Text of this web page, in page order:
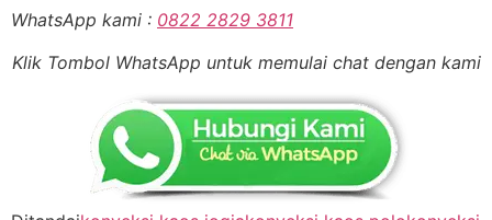
WhatsApp kami : 0822 2829 3811
Klik Tombol WhatsApp untuk memulai chat dengan kami